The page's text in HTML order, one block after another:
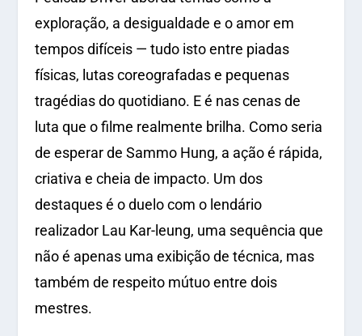
exploração, a desigualdade e o amor em
tempos difíceis — tudo isto entre piadas
físicas, lutas coreografadas e pequenas
tragédias do quotidiano. E é nas cenas de
luta que o filme realmente brilha. Como seria
de esperar de Sammo Hung, a ação é rápida,
criativa e cheia de impacto. Um dos
destaques é o duelo com o lendário
realizador Lau Kar-leung, uma sequência que
não é apenas uma exibição de técnica, mas
também de respeito mútuo entre dois
mestres.